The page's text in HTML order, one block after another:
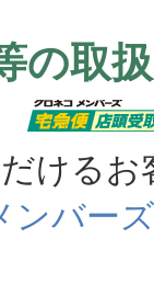
の取
けるお
ンバーズ